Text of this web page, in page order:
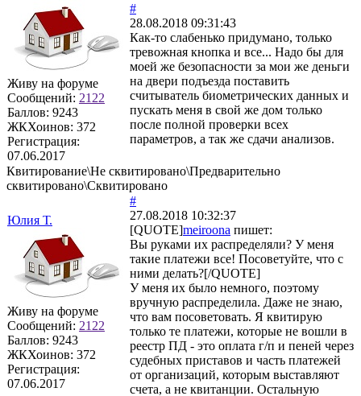
Живу на форуме
Сообщений: 2122
Баллов: 9243
ЖКХоинов: 372
Регистрация:
07.06.2017
#
28.08.2018 09:31:43
Как-то слабенько придумано, только
тревожная кнопка и все... Надо бы для
моей же безопасности за мои же деньги
на двери подъезда поставить
считыватель биометрических данных и
пускать меня в свой же дом только
после полной проверки всех
параметров, а так же сдачи анализов.
Квитирование\Не сквитировано\Предварительно
сквитировано\Сквитировано
Юлия Т.
Живу на форуме
Сообщений: 2122
Баллов: 9243
ЖКХоинов: 372
Регистрация:
07.06.2017
#
27.08.2018 10:32:37
[QUOTE]meiroona пишет:
Вы руками их распределяли? У меня
такие платежи все! Посоветуйте, что с
ними делать?[/QUOTE]
У меня их было немного, поэтому
вручную распределила. Даже не знаю,
что вам посоветовать. Я квитирую
только те платежи, которые не вошли в
реестр ПД - это оплата г/п и пеней через
судебных приставов и часть платежей
от организаций, которым выставляют
счета, а не квитанции. Остальную